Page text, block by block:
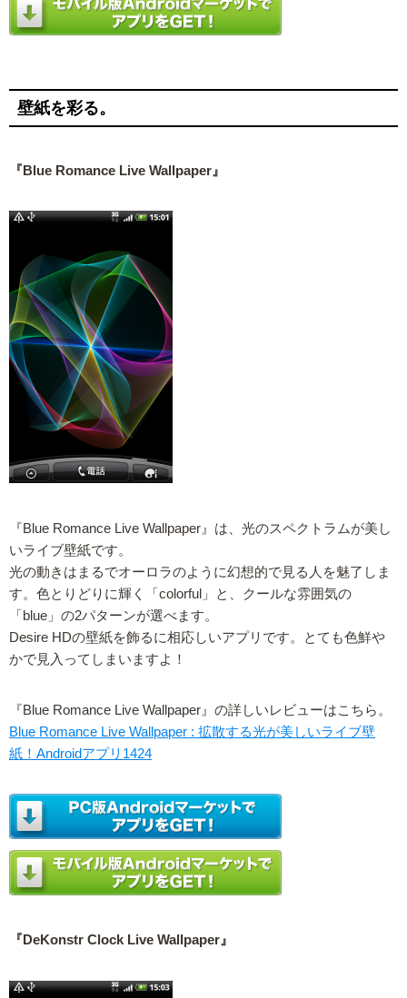
壁紙を彩る。
『Blue Romance Live Wallpaper』
『Blue Romance Live Wallpaper』は、光のスペクトラムが美し
いライブ壁紙です。
光の動きはまるでオーロラのように幻想的で見る人を魅了しま
す。色とりどりに輝く「colorful」と、クールな雰囲気の
「blue」の2パターンが選べます。
Desire HDの壁紙を飾るに相応しいアプリです。とても色鮮や
かで見入ってしまいますよ！
『Blue Romance Live Wallpaper』の詳しいレビューはこちら。
Blue Romance Live Wallpaper : 拡散する光が美しいライブ壁
紙！Androidアプリ1424
『DeKonstr Clock Live Wallpaper』